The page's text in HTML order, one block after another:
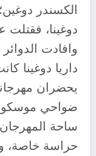
الكسندر
دوغينا، فقتلت
وافادت الدوائر
داريا دوغينا
يحضران
ضواحي
ساحة
حراسة خاصة،